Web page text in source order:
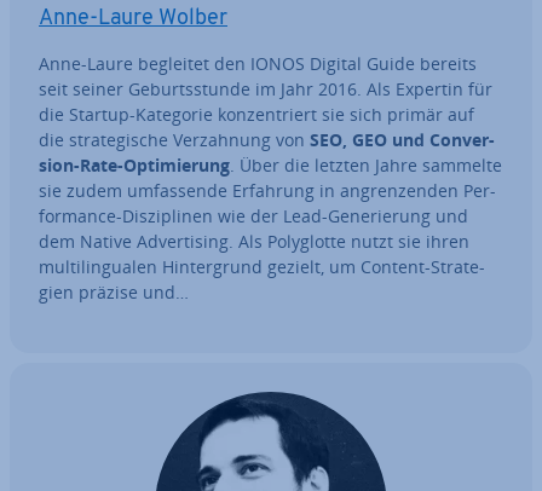
Anne-Laure Wolber
Anne-Laure begleitet den IONOS Digital Guide bereits
seit seiner Ge­burts­stun­de im Jahr 2016. Als Expertin für
die Startup-Kategorie kon­zen­triert sie sich primär auf
die stra­te­gi­sche Ver­zah­nung von SEO, GEO und Con­ver­
si­on-Rate-Op­ti­mie­rung. Über die letzten Jahre sammelte
sie zudem um­fas­sen­de Erfahrung in an­gren­zen­den Per­
for­mance-Dis­zi­pli­nen wie der Lead-Ge­ne­rie­rung und
dem Native Ad­ver­ti­sing. Als Po­ly­glot­te nutzt sie ihren
mul­ti­l­in­gua­len Hin­ter­grund gezielt, um Content-Stra­te­
gien präzise und…